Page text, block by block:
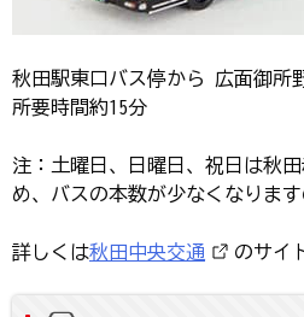
秋田駅東口バス停から 広面御所
所要時間約15分
注：土曜日、日曜日、祝日は秋
め、バスの本数が少なくなります
詳しくは秋田中央交通 のサイ